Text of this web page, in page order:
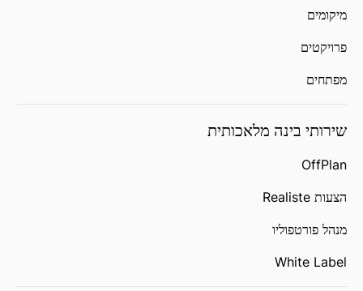
מיקומים
פרויקטים
מפתחים
שירותי בינה מלאכותית
OffPlan
הצעות Realiste
מנהל פורטפוליו
White Label